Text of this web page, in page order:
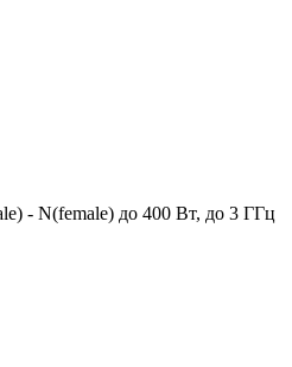
- N(female) до 400 Вт, до 3 ГГц